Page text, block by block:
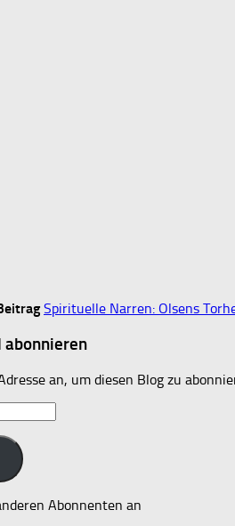
Spirituelle Narren: Olsens
abonnieren
an, um diesen Blog zu
Abonnenten an